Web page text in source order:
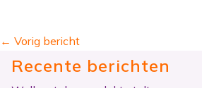
← Vorig bericht
Recente berichten